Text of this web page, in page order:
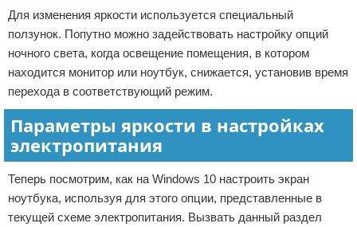
Для изменения яркости используется специальный
ползунок. Попутно можно задействовать настройку опций
ночного света, когда освещение помещения, в котором
находится монитор или ноутбук, снижается, установив время
перехода в соответствующий режим.
Параметры яркости в настройках
электропитания
Теперь посмотрим, как на Windows 10 настроить экран
ноутбука, используя для этого опции, представленные в
текущей схеме электропитания. Вызвать данный раздел